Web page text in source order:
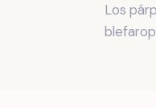
Los